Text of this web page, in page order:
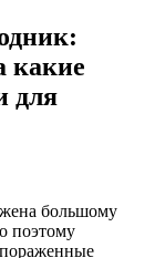
какие
для
большому
поэтому